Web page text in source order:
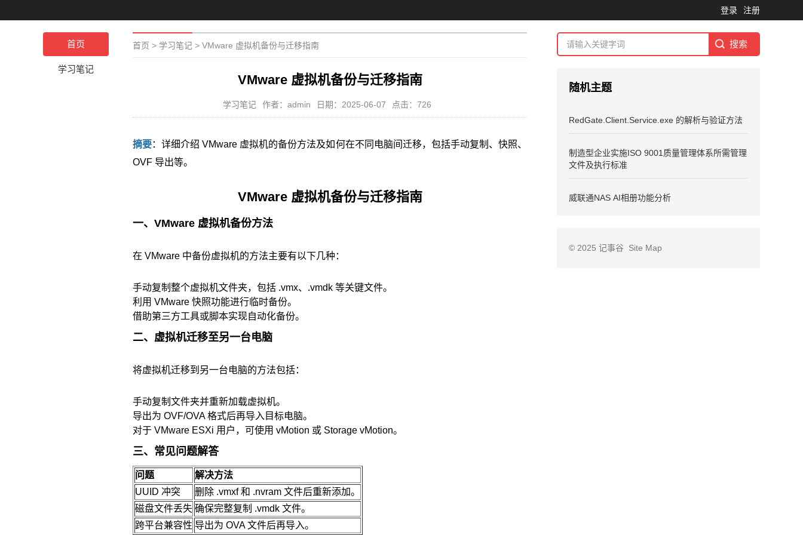
登录 注册
首页
学习笔记
首页 > 学习笔记 > VMware 虚拟机备份与迁移指南
VMware 虚拟机备份与迁移指南
学习笔记 作者：admin 日期：2025-06-07 点击：726
摘要：详细介绍 VMware 虚拟机的备份方法及如何在不同电脑间迁移，包括手动复制、快照、
OVF 导出等。
VMware 虚拟机备份与迁移指南
一、VMware 虚拟机备份方法
在 VMware 中备份虚拟机的方法主要有以下几种：
手动复制整个虚拟机文件夹，包括 .vmx、.vmdk 等关键文件。
利用 VMware 快照功能进行临时备份。
借助第三方工具或脚本实现自动化备份。
二、虚拟机迁移至另一台电脑
将虚拟机迁移到另一台电脑的方法包括：
手动复制文件夹并重新加载虚拟机。
导出为 OVF/OVA 格式后再导入目标电脑。
对于 VMware ESXi 用户，可使用 vMotion 或 Storage vMotion。
三、常见问题解答
问题
解决方法
UUID 冲突
删除 .vmxf 和 .nvram 文件后重新添加。
磁盘文件丢失 确保完整复制 .vmdk 文件。
跨平台兼容性 导出为 OVA 文件后再导入。
随机主题
RedGate.Client.Service.exe 的解析与验证方法
制造型企业实施ISO 9001质量管理体系所需管理
文件及执行标准
威联通NAS AI相册功能分析
© 2025 记事谷 Site Map